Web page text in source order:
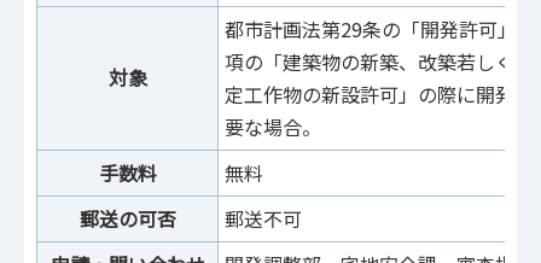
対象
都市計画法第29条の「開発許可」
項の「建築物の新築、改築若しく
定工作物の新設許可」の際に開発
要な場合。
手数料
無料
郵送の可否
郵送不可